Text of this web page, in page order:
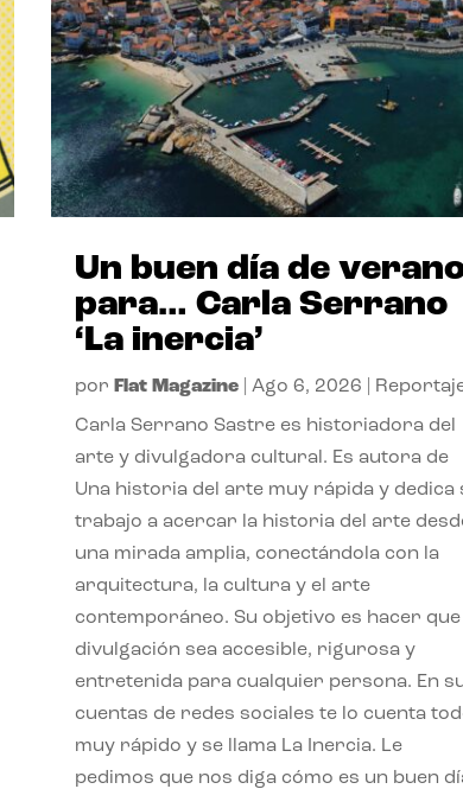
Un buen día de
para… Carla Serrano
‘La inercia’
por Flat Magazine| Ago 6, 2026
Carla Serrano Sastre es historiadora del
arte y divulgadora cultural. Es autora de
Una historia del arte muy rápida y dedica
trabajo a acercar la historia del arte
una mirada amplia, conectándola con la
arquitectura, la cultura y el arte
contemporáneo. Su objetivo es hacer que
divulgación sea accesible, rigurosa y
entretenida para cualquier persona. En
cuentas de redes sociales te lo cuenta
muy rápido y se llama La Inercia. Le
pedimos que nos diga cómo es un buen